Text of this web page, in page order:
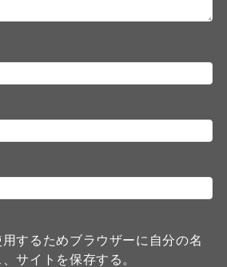
するためブラウザーに自分の名
サイトを保存する。